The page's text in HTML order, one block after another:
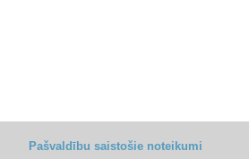
Pašvaldību saistošie noteikumi